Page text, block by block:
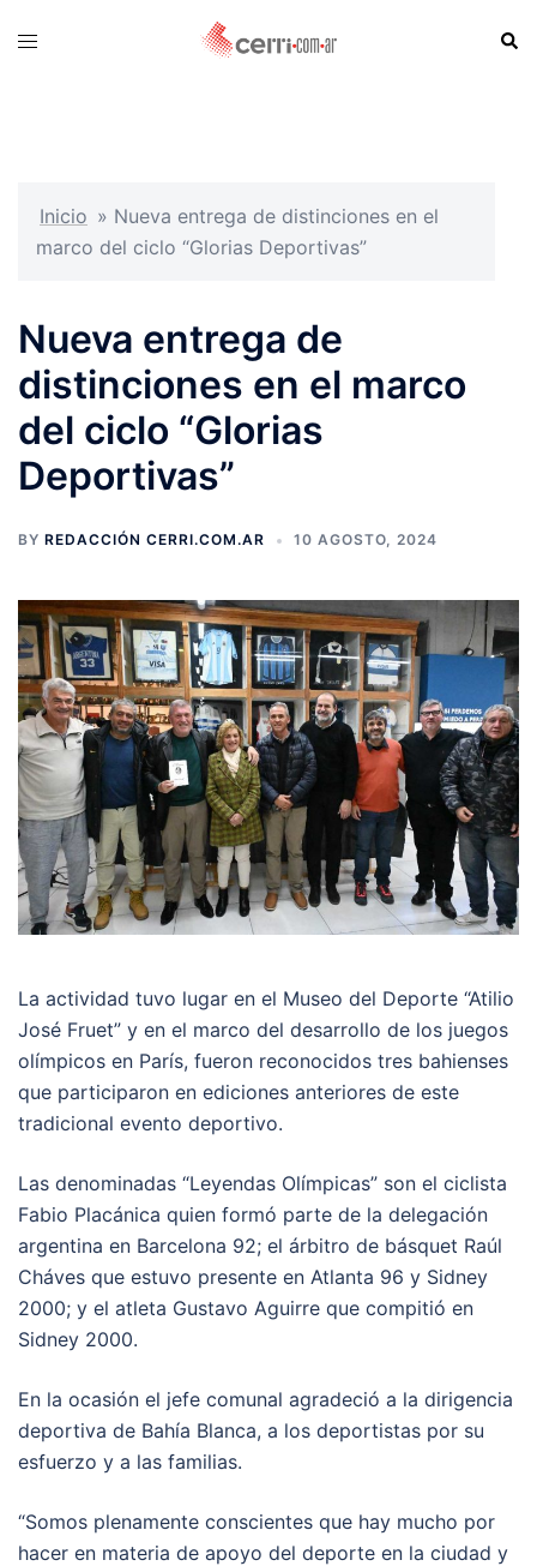
Toggle
Inicio » Nueva entrega de distinciones en el
marco del ciclo “Glorias Deportivas”
Nueva entrega de
distinciones en el marco
del ciclo “Glorias
Deportivas”
BY REDACCIÓN CERRI.COM.AR 10 AGOSTO, 2024
La actividad tuvo lugar en el Museo del Deporte “Atilio
José Fruet” y en el marco del desarrollo de los juegos
olímpicos en París, fueron reconocidos tres bahienses
que participaron en ediciones anteriores de este
tradicional evento deportivo.
Las denominadas “Leyendas Olímpicas” son el ciclista
Fabio Placánica quien formó parte de la delegación
argentina en Barcelona 92; el árbitro de básquet Raúl
Cháves que estuvo presente en Atlanta 96 y Sidney
2000; y el atleta Gustavo Aguirre que compitió en
Sidney 2000.
En la ocasión el jefe comunal agradeció a la dirigencia
deportiva de Bahía Blanca, a los deportistas por su
esfuerzo y a las familias.
“Somos plenamente conscientes que hay mucho por
hacer en materia de apoyo del deporte en la ciudad y